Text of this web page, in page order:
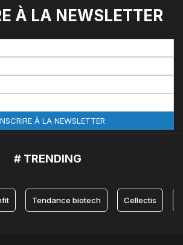
À LA NEWSLETTER
# TRENDING
Tendance biotech Cellectis